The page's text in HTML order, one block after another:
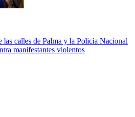
las calles de Palma y la Policía Nacional
manifestantes violentos